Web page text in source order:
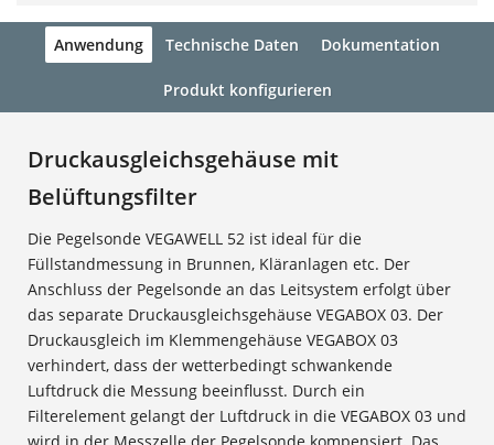
Anwendung Technische Daten Dokumentation
Produkt konfigurieren
Druckausgleichsgehäuse mit
Belüftungsfilter
Die Pegelsonde VEGAWELL 52 ist ideal für die
Füllstandmessung in Brunnen, Kläranlagen etc. Der
Anschluss der Pegelsonde an das Leitsystem erfolgt über
das separate Druckausgleichsgehäuse VEGABOX 03. Der
Druckausgleich im Klemmengehäuse VEGABOX 03
verhindert, dass der wetterbedingt schwankende
Luftdruck die Messung beeinflusst. Durch ein
Filterelement gelangt der Luftdruck in die VEGABOX 03 und